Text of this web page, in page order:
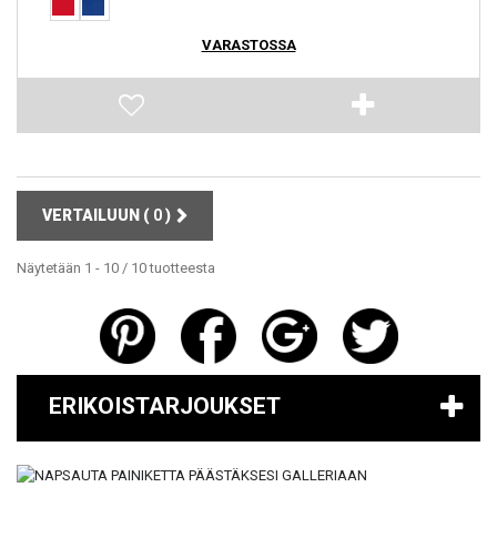
VARASTOSSA
VERTAILUUN ( 0)
Näytetään 1 - 10 / 10 tuotteesta
ERIKOISTARJOUKSET